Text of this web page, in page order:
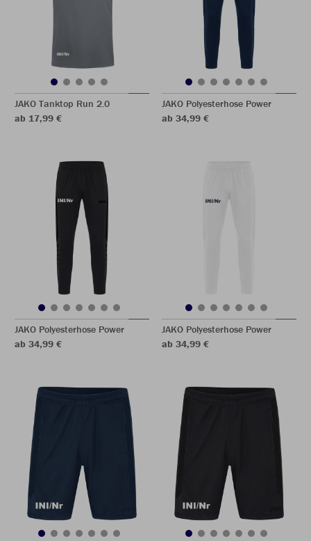
JAKO Tanktop Run 2.0
ab 17,99 €
JAKO Polyesterhose Power
ab 34,99 €
JAKO Polyesterhose Power
ab 34,99 €
JAKO Polyesterhose Power
ab 34,99 €